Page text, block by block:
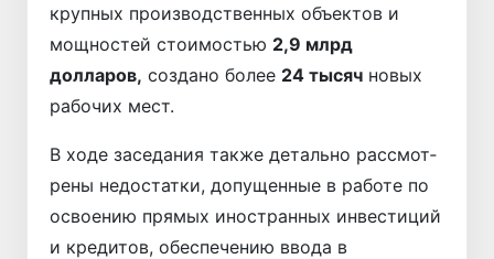
крупных производственных объектов и
мощностей стоимостью 2,9 млрд
долларов, создано более 24 тысяч новых
рабочих мест.
В ходе заседания также детально рассмот­
рены недостатки, допущенные в работе по
освоению прямых иностранных инвестиций
и кредитов, обеспечению ввода в